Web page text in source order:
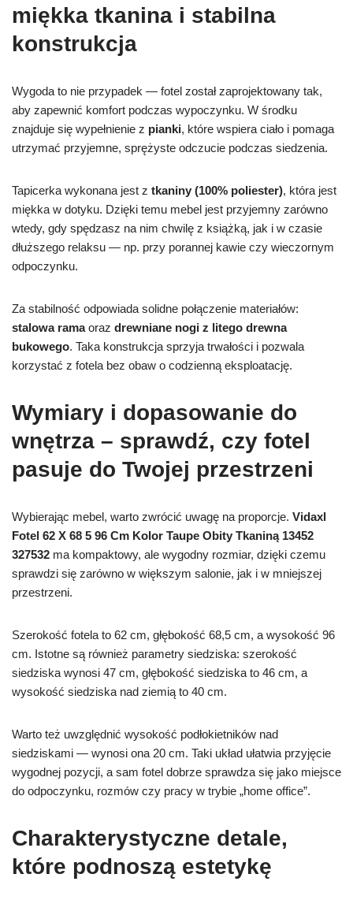
miękka tkanina i stabilna
konstrukcja
Wygoda to nie przypadek — fotel został zaprojektowany tak,
aby zapewnić komfort podczas wypoczynku. W środku
znajduje się wypełnienie z pianki, które wspiera ciało i pomaga
utrzymać przyjemne, sprężyste odczucie podczas siedzenia.
Tapicerka wykonana jest z tkaniny (100% poliester), która jest
miękka w dotyku. Dzięki temu mebel jest przyjemny zarówno
wtedy, gdy spędzasz na nim chwilę z książką, jak i w czasie
dłuższego relaksu — np. przy porannej kawie czy wieczornym
odpoczynku.
Za stabilność odpowiada solidne połączenie materiałów:
stalowa ramaoraz drewniane nogi z litego drewna
bukowego. Taka konstrukcja sprzyja trwałości i pozwala
korzystać z fotela bez obaw o codzienną eksploatację.
Wymiary i dopasowanie do
wnętrza – sprawdź, czy fotel
pasuje do Twojej przestrzeni
Wybierając mebel, warto zwrócić uwagę na proporcje. Vidaxl
Fotel 62 X 68 5 96 Cm Kolor Taupe Obity Tkaniną 13452
327532 ma kompaktowy, ale wygodny rozmiar, dzięki czemu
sprawdzi się zarówno w większym salonie, jak i w mniejszej
przestrzeni.
Szerokość fotela to 62 cm, głębokość 68,5 cm, a wysokość 96
cm. Istotne są również parametry siedziska: szerokość
siedziska wynosi 47 cm, głębokość siedziska to 46 cm, a
wysokość siedziska nad ziemią to 40 cm.
Warto też uwzględnić wysokość podłokietników nad
siedziskami — wynosi ona 20 cm. Taki układ ułatwia przyjęcie
wygodnej pozycji, a sam fotel dobrze sprawdza się jako miejsce
do odpoczynku, rozmów czy pracy w trybie „home office”.
Charakterystyczne detale,
które podnoszą estetykę